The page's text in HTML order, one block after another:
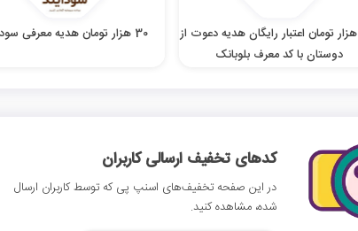
150 هزار تومان اعتبار رایگان هدیه دعوت از
دوستان با کد معرف بلوبانک
30 هزار تومان هدیه معرفی سودآیند
کدهای تخفیف ارسالی کاربران
در این صفحه تخفیف‌های اسنپ پی که توسط کاربران ارسال
شده، مشاهده کنید.